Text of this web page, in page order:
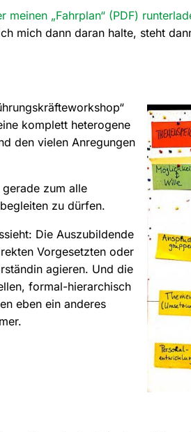
meinen „Fahrplan“ (PDF)
mich dann daran halte, steht
komplett heterogene
den vielen Anregungen
zum alle
zu dürfen.
Die Auszubildende
Vorgesetzten oder
agieren. Und die
formal-hierarchisch
eben ein anderes